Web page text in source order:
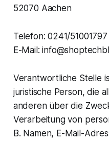
52070 Aachen
Telefon: 0241/51001797
E-Mail:
Verantwortliche Stelle
juristische Person, die
anderen über die
Verarbeitung von
B. Namen, E-Mail-